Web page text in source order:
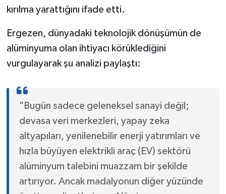
kırılma yarattığını ifade etti.
Ergezen, dünyadaki teknolojik dönüşümün de
alüminyuma olan ihtiyacı körüklediğini
vurgulayarak şu analizi paylaştı:
"Bugün sadece geleneksel sanayi değil;
devasa veri merkezleri, yapay zeka
altyapıları, yenilenebilir enerji yatırımları ve
hızla büyüyen elektrikli araç (EV) sektörü
alüminyum talebini muazzam bir şekilde
artırıyor. Ancak madalyonun diğer yüzünde